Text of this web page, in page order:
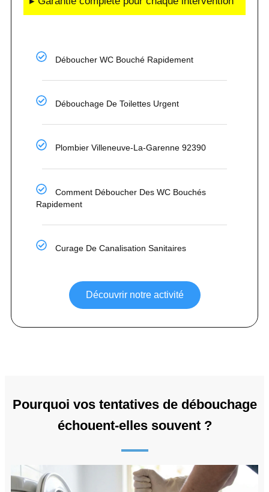
Déboucher WC Bouché Rapidement
Débouchage De Toilettes Urgent
Plombier Villeneuve-La-Garenne 92390
Comment Déboucher Des WC Bouchés
Rapidement
Curage De Canalisation Sanitaires
Découvrir notre activité
Pourquoi vos tentatives de débouchage
échouent-elles souvent ?